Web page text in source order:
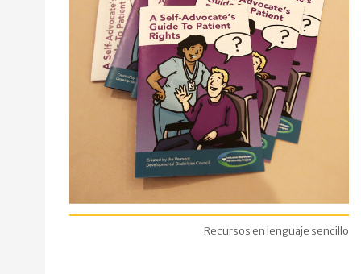
Recursos en lenguaje sencillo